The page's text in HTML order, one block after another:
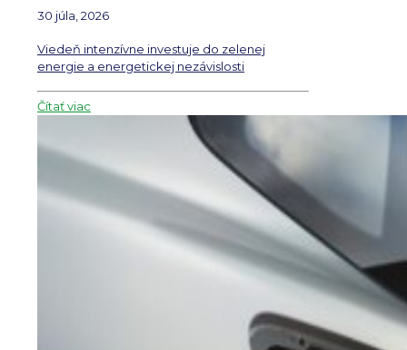
30 júla, 2026
Viedeň intenzívne investuje do zelenej
energie a energetickej nezávislosti
Čítať viac